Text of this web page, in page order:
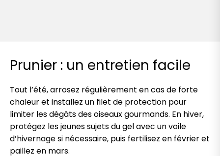
Prunier : un entretien facile
Tout l’été, arrosez régulièrement en cas de forte
chaleur et installez un filet de protection pour
limiter les dégâts des oiseaux gourmands. En hiver,
protégez les jeunes sujets du gel avec un voile
d’hivernage si nécessaire, puis fertilisez en février et
paillez en mars.